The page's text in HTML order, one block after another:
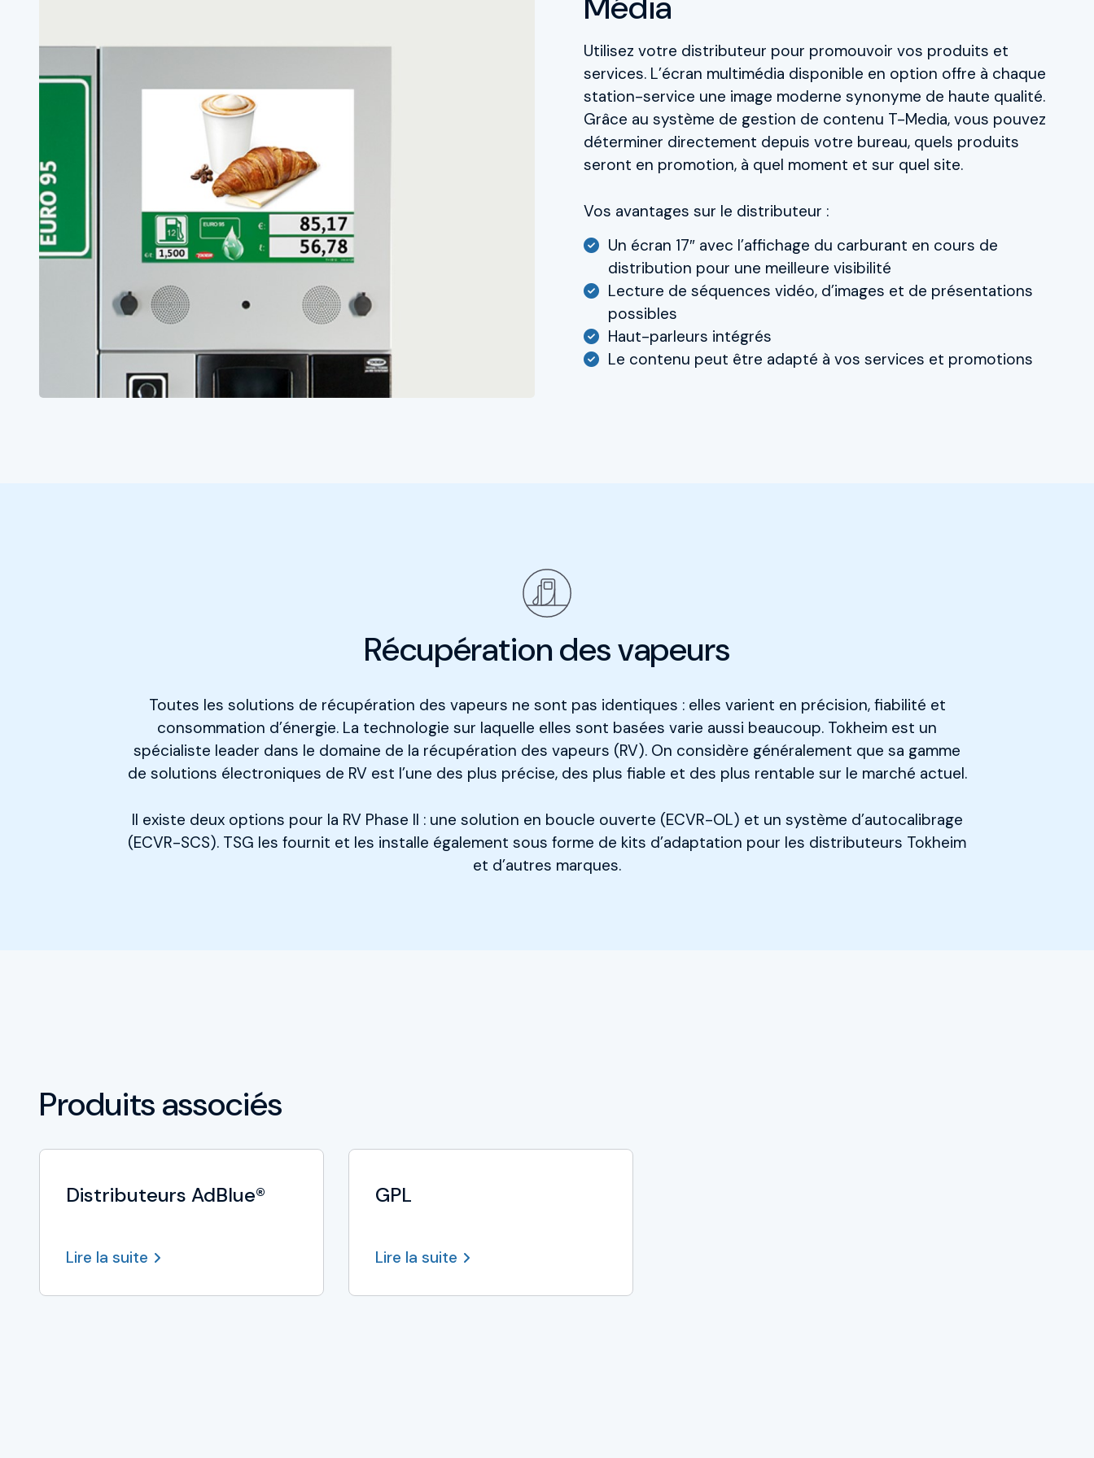
Utilisez votre distributeur pour promouvoir vos produits et
services. L’écran multimédia disponible en option offre à chaque
station-service une image moderne synonyme de haute qualité.
Grâce au système de gestion de contenu T-Media, vous pouvez
déterminer directement depuis votre bureau, quels produits
seront en promotion, à quel moment et sur quel site.
Vos avantages sur le distributeur :
Un écran 17″ avec l’affichage du carburant en cours de
distribution pour une meilleure visibilité
Lecture de séquences vidéo, d’images et de présentations
possibles
Haut-parleurs intégrés
Le contenu peut être adapté à vos services et promotions
Récupération des vapeurs
Toutes les solutions de récupération des vapeurs ne sont pas identiques : elles varient en précision, fiabilité et
consommation d’énergie. La technologie sur laquelle elles sont basées varie aussi beaucoup. Tokheim est un
spécialiste leader dans le domaine de la récupération des vapeurs (RV). On considère généralement que sa gamme
de solutions électroniques de RV est l’une des plus précise, des plus fiable et des plus rentable sur le marché actuel.
Il existe deux options pour la RV Phase II : une solution en boucle ouverte (ECVR-OL) et un système d’autocalibrage
(ECVR-SCS). TSG les fournit et les installe également sous forme de kits d’adaptation pour les distributeurs Tokheim
et d’autres marques.
Produits associés
Distributeurs AdBlue®
Lire la suite
GPL
Lire la suite